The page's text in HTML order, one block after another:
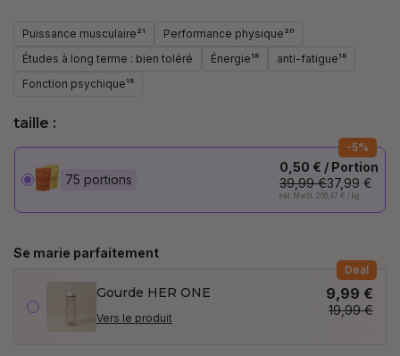
Puissance musculaire²¹
Performance physique²⁰
Études à long terme : bien toléré
Énergie¹⁸
anti-fatigue¹⁸
Fonction psychique¹⁸
taille :
-5%
75 portions
0,50 € / Portion
39,99 €37,99 €
inkl. MwSt. 206,47 € / kg
Se marie parfaitement
Deal
Gourde HER ONE
19,99 €
9,99 €
Vers le produit